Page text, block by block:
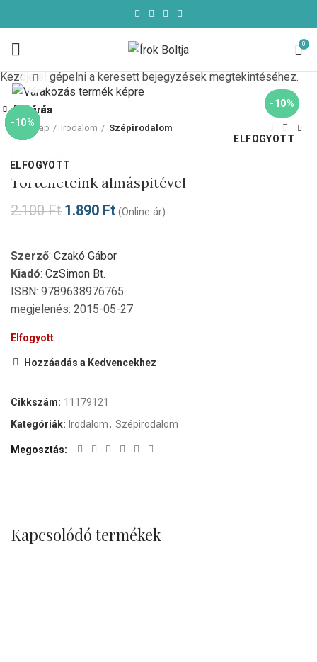
0
-10%
ELFOGYOTT
Click to enlarge
Kezdőlap Irodalom Szépirodalom
CzSimon Bt.
Történeteink almáspitével
2.100Ft 1.890 Ft (Online ár)
Szerző: Czakó Gábor
Kiadó: CzSimon Bt.
ISBN: 9789638976765
megjelenés: 2015-05-27
Elfogyott
Hozzáadás a Kedvencekhez
Cikkszám: 11179121
Kategóriák: Irodalom, Szépirodalom
Megosztás
Kapcsolódó termékek
-10%
Bezárás
-85%
Bezárás
-10%
Bezárás
-10%
ELFOGYOTT
Bezárás
-10%
ELFOGYOTT
Bezárás
-10%
Bezárás
-10%
Bezárás
-10%
Bezárás
Kezdje el gépelni a keresett bejegyzések megtekintéséhez.